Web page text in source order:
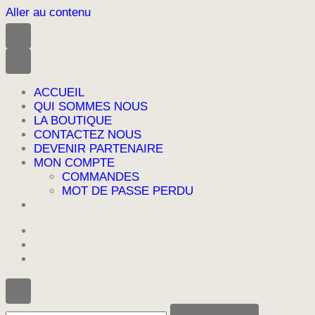
Aller au contenu
ACCUEIL
QUI SOMMES NOUS
LA BOUTIQUE
CONTACTEZ NOUS
DEVENIR PARTENAIRE
MON COMPTE
COMMANDES
MOT DE PASSE PERDU
Vous